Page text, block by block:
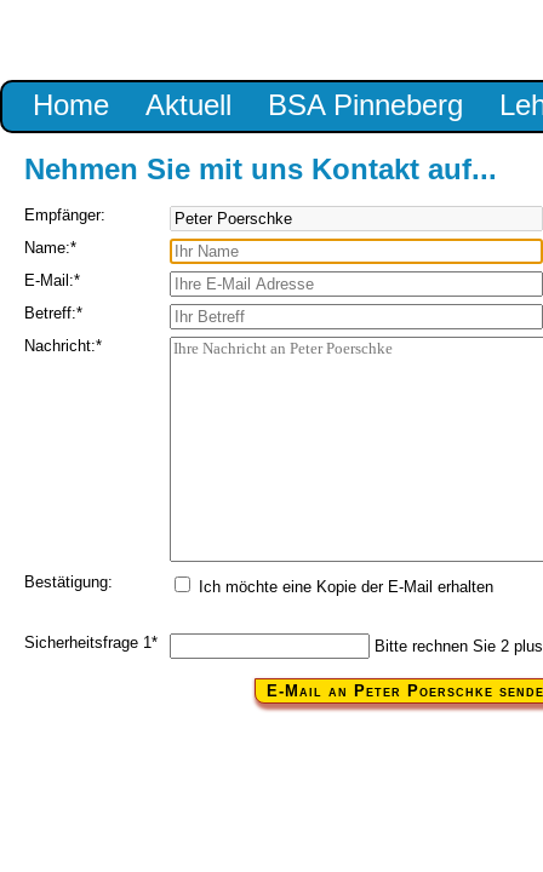
Navigation
überspringen
Home Aktuell BSA Pinneberg
Nehmen Sie mit uns Kontakt auf...
Empfänger:
Pflichtfeld
Name:*
Pflichtfeld
E-Mail:*
Pflichtfeld
Betreff:*
Pflichtfeld
Nachricht:*
Bestätigung: Ich möchte eine Kopie der E-Mail erhalten
Pflichtfeld
Sicherheitsfrage 1* Bitte rechnen Sie 2